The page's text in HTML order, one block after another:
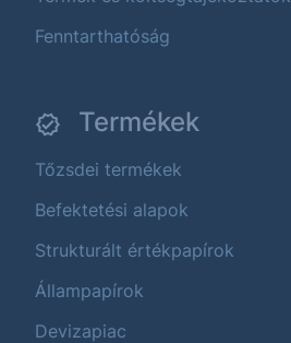
Fenntarthatóság
Termékek
Tőzsdei termékek
Befektetési alapok
Strukturált értékpapírok
Állampapírok
Devizapiac